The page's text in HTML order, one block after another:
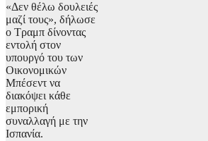
«Δεν θέλω δουλειές
μαζί τους», δήλωσε
ο Τραμπ δίνοντας
εντολή στον
υπουργό του των
Οικονομικών
Μπέσεντ να
διακόψει κάθε
εμπορική
συναλλαγή με την
Ισπανία.